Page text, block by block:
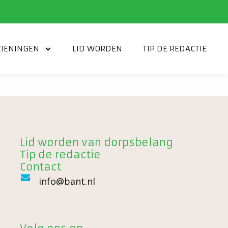
LID WORDEN TIP DE REDACTIE
Lid worden van dorpsbelang
Tip de redactie
Contact
info@bant.nl